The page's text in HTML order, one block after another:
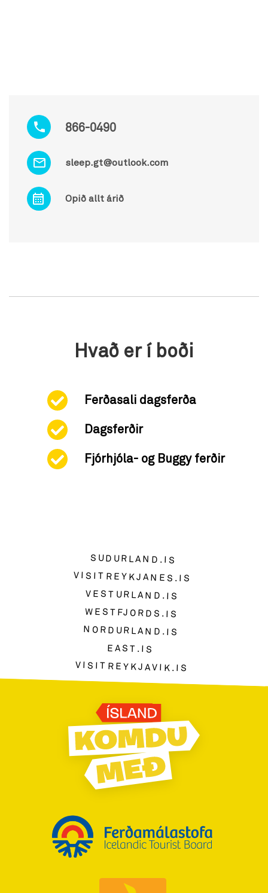
866-0490
sleep.gt@outlook.com
Opið allt árið
Hvað er í boði
Ferðasali dagsferða
Dagsferðir
Fjórhjóla- og Buggy ferðir
SUDURLAND.IS
VISITREYKJANES.IS
VESTURLAND.IS
WESTFJORDS.IS
NORDURLAND.IS
EAST.IS
VISITREYKJAVIK.IS